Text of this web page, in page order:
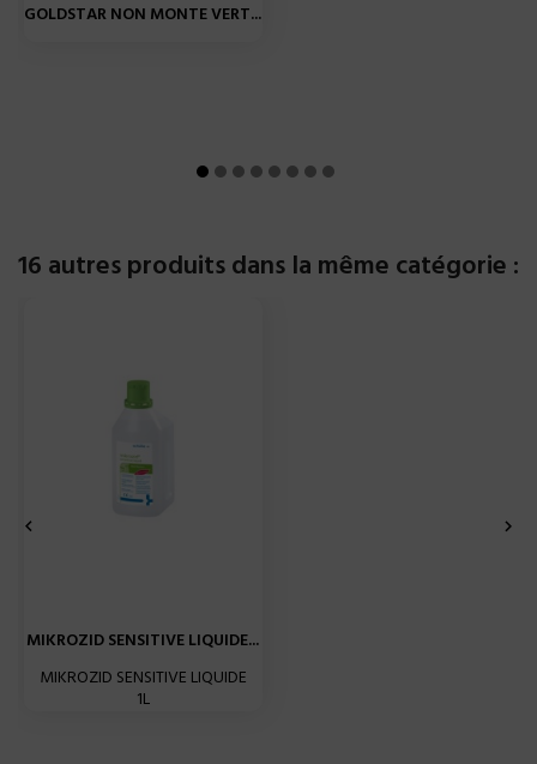
GOLDSTAR NON MONTE VERT...
16 autres produits dans la même catégorie :
MIKROZID SENSITIVE LIQUIDE...
MIKROZID SENSITIVE LIQUIDE
1L
 